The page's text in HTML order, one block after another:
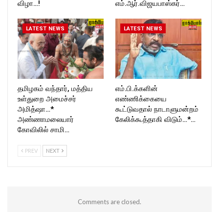
விழா…! எம்.ஆர்.விஜயபாஸ்கர்…
LATEST NEWS
தமிழகம் வந்தார், மத்திய
உள்துறை அமைச்சர்
அமித்ஷா…*
அண்ணாமலையார்
கோவிலில் சாமி…
LATEST NEWS
எம்.பி.க்களின்
எண்ணிக்கையை
கூட்டுவதால் நாடாளுமன்றம்
கேலிக்கூத்தாகி விடும்…*…
PREV NEXT
Comments are closed.